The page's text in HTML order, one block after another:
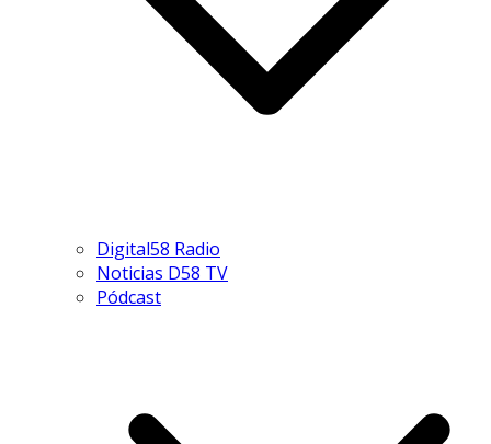
Digital58 Radio
Noticias D58 TV
Pódcast